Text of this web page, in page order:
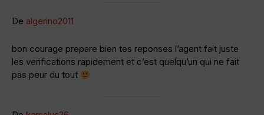
De algerino2011
bon courage prepare bien tes reponses l’agent fait juste
les verifications rapidement et c’est quelqu’un qui ne fait
pas peur du tout